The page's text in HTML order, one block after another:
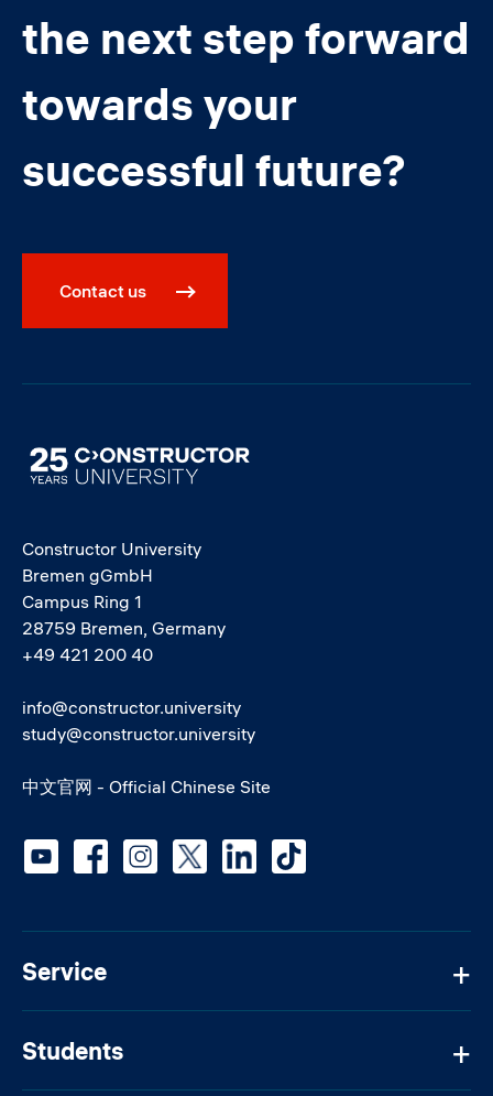
the next step forward
towards your
successful future?
Contact us
Image
Constructor University
Bremen gGmbH
Campus Ring 1
28759 Bremen, Germany
+49 421 200 40
info@constructor.university
study@constructor.university
中文官网 - Official Chinese Site
Service
Students
Social media